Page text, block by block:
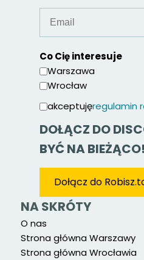
Co Cię interesuje
Warszawa
Wrocław
akceptujęregulamin
DOŁĄCZ DO
BYĆ NA BIEŻĄCO!
Dołącz do
NA SKRÓTY
O nas
Strona główna Warszawy
Strona główna Wrocławia